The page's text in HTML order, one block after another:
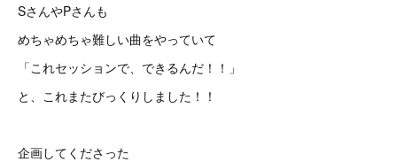
SさんやPさんも
めちゃめちゃ難しい曲をやっていて
「これセッションで、できるんだ！！」
と、これまたびっくりしました！！
企画してくださった